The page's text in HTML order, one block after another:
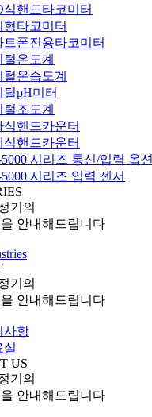
식핸드타코미터
형타코미터
트폰전용타코미터
털온도계
털온습도계
털pH미터
털조도계
식핸드카운터
식핸드카운터
시리즈 통신/입력 옵션
시리즈 입력 센서
기의
안내해드립니다
기의
안내해드립니다
사항
실
US
기의
안내해드립니다